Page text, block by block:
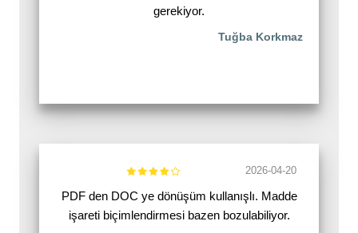
gerekiyor.
Tuğba Korkmaz
2026-04-20
PDF den DOC ye dönüşüm kullanışlı. Madde
işareti biçimlendirmesi bazen bozulabiliyor.